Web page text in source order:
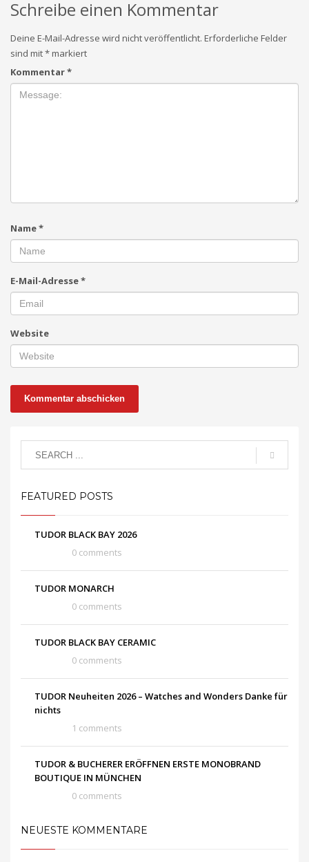
Schreibe einen Kommentar
Deine E-Mail-Adresse wird nicht veröffentlicht. Erforderliche Felder
sind mit*markiert
Kommentar*
Name*
E-Mail-Adresse*
Website
FEATURED POSTS
TUDOR BLACK BAY 2026
0 comments
TUDOR MONARCH
0 comments
TUDOR BLACK BAY CERAMIC
0 comments
TUDOR Neuheiten 2026 – Watches and Wonders Danke für
nichts
1 comments
TUDOR & BUCHERER ERÖFFNEN ERSTE MONOBRAND
BOUTIQUE IN MÜNCHEN
0 comments
NEUESTE KOMMENTARE